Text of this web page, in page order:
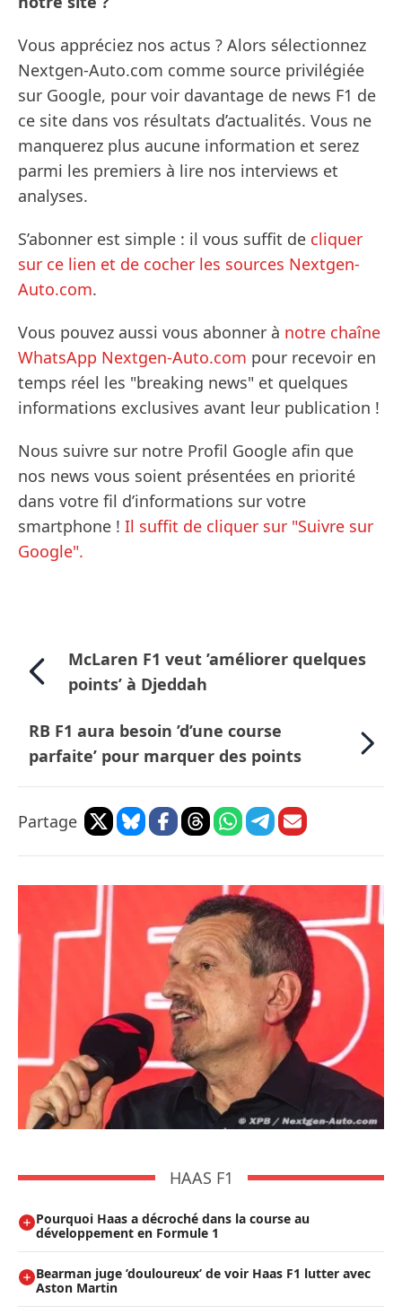
Vous appréciez nos actus ? Alors sélectionnez
Nextgen-Auto.com comme source privilégiée
sur Google, pour voir davantage de news F1 de
ce site dans vos résultats d’actualités. Vous ne
manquerez plus aucune information et serez
parmi les premiers à lire nos interviews et
analyses.
S’abonner est simple : il vous suffit de cliquer
sur ce lien et de cocher les sources Nextgen-
Auto.com.
Vous pouvez aussi vous abonner à notre chaîne
WhatsApp Nextgen-Auto.com pour recevoir en
temps réel les "breaking news" et quelques
informations exclusives avant leur publication !
Nous suivre sur notre Profil Google afin que
nos news vous soient présentées en priorité
dans votre fil d’informations sur votre
smartphone ! Il suffit de cliquer sur "Suivre sur
Google".
McLaren F1 veut ’améliorer quelques
points’ à Djeddah
RB F1 aura besoin ’d’une course
parfaite’ pour marquer des points
Partage
HAAS F1
Pourquoi Haas a décroché dans la course au
développement en Formule 1
Bearman juge ’douloureux’ de voir Haas F1 lutter avec
Aston Martin